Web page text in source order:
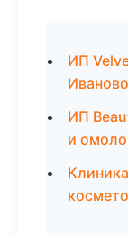
ИП
Иваново
ИП
и